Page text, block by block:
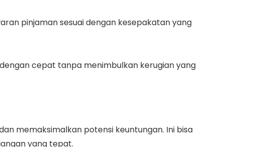
pinjaman sesuai dengan kesepakatan yang
cepat tanpa menimbulkan kerugian yang
memaksimalkan potensi keuntungan. Ini bisa
yang tepat.